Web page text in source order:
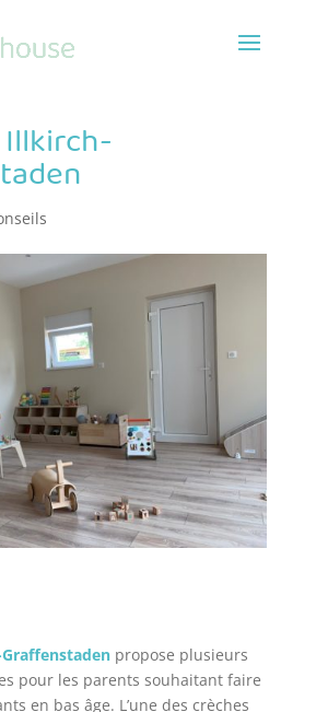
propose plusieurs
pour les parents souhaitant faire
en bas âge. L’une des crèches